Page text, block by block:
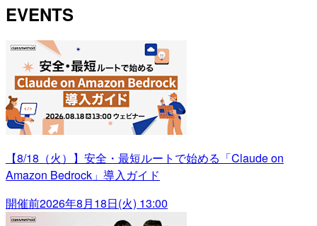
EVENTS
【8/18（火）】安全・最短ルートで始める「Claude on
Amazon Bedrock」導入ガイド
開催前2026年8月18日(火) 13:00